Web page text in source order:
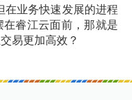
在业务快速发展的进程
睿江云面前，那就是
易更加高效？